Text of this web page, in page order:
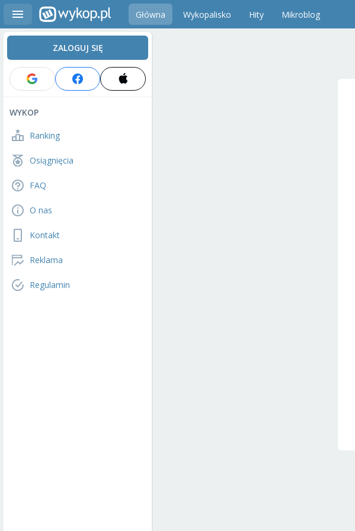
Główna Wykopalisko Hity Mikroblog
ZALOGUJ SIĘ
WYKOP
Ranking
Osiągnięcia
FAQ
O nas
Kontakt
Reklama
Regulamin